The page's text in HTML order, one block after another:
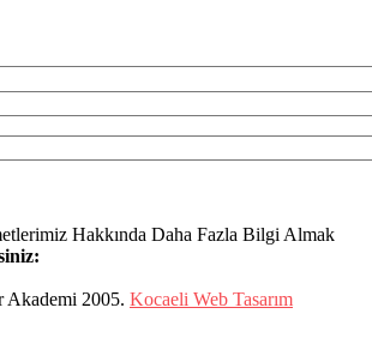
Hakkında Daha Fazla Bilgi Almak
2005. Kocaeli Web Tasarım